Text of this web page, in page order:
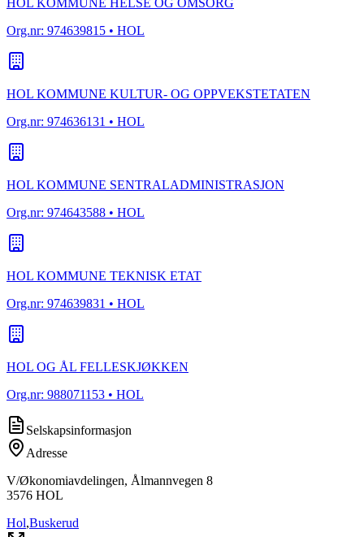
Org.nr: 974639815 • HOL
HOL KOMMUNE KULTUR- OG OPPVEKSTETATEN
Org.nr: 974636131 • HOL
HOL KOMMUNE SENTRALADMINISTRASJON
Org.nr: 974643588 • HOL
HOL KOMMUNE TEKNISK ETAT
Org.nr: 974639831 • HOL
HOL OG ÅL FELLESKJØKKEN
Org.nr: 988071153 • HOL
Selskapsinformasjon
Adresse
V/Økonomiavdelingen, Ålmannvegen 8
3576 HOL
Hol,Buskerud